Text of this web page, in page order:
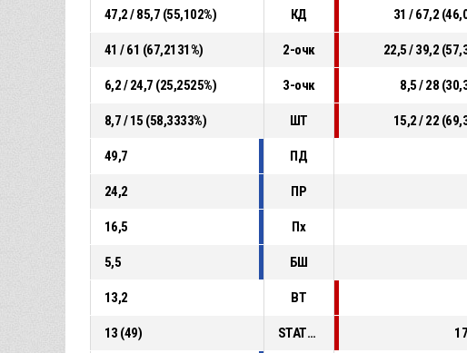
47,2 / 85,7 (55,102%) КД 31 / 67,2
41 / 61 (67,2131%) 2-очк 22,5 / 39,2
6,2 / 24,7 (25,2525%) 3-очк 8,5 / 28
8,7 / 15 (58,3333%) ШТ 15,2 / 22
49,7 ПД
24,2 ПР
16,5 Пх
5,5 БШ
13,2 ВТ
13 (49) STAT_PERSONMATCH_BASKETBALL_sFoulsPersonal_ABBREV